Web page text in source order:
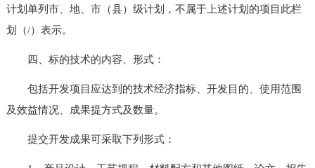
计划单列市、地、市（县）级计划，不属于上述计划的项目此栏
划（/）表示。
四、标的技术的内容、形式：
包括开发项目应达到的技术经济指标、开发目的、使用范围
及效益情况、成果提方式及数量。
提交开发成果可采取下列形式：